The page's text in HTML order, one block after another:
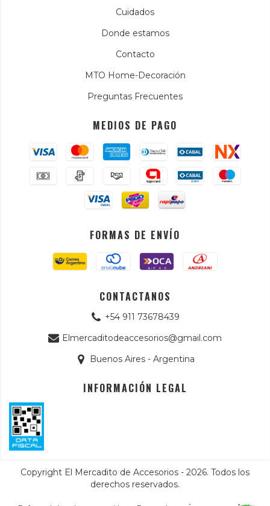
Cuidados
Donde estamos
Contacto
MTO Home-Decoración
Preguntas Frecuentes
MEDIOS DE PAGO
FORMAS DE ENVÍO
CONTACTANOS
+54 911 73678439
Elmercaditodeaccesorios@gmail.com
Buenos Aires - Argentina
INFORMACIÓN LEGAL
Copyright El Mercadito de Accesorios - 2026. Todos los
derechos reservados.